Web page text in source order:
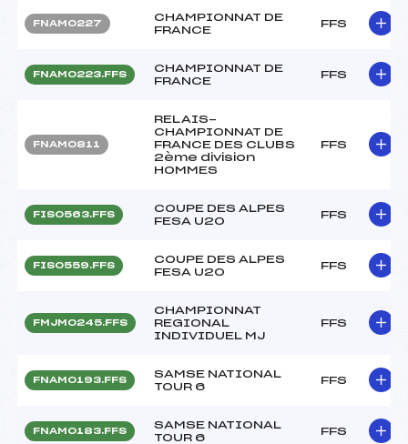
FNAM0227
CHAMPIONNAT DE
FRANCE
FFS
FNAM0223.FFS
CHAMPIONNAT DE
FRANCE
FFS
FNAM0811
RELAIS-
CHAMPIONNAT DE
FRANCE DES CLUBS
2ème division
HOMMES
FFS
FIS0563.FFS
COUPE DES ALPES
FESA U20
FFS
FIS0559.FFS
COUPE DES ALPES
FESA U20
FFS
FMJM0245.FFS
CHAMPIONNAT
REGIONAL
INDIVIDUEL MJ
FFS
FNAM0193.FFS
SAMSE NATIONAL
TOUR 6
FFS
FNAM0183.FFS
SAMSE NATIONAL
TOUR 6
FFS